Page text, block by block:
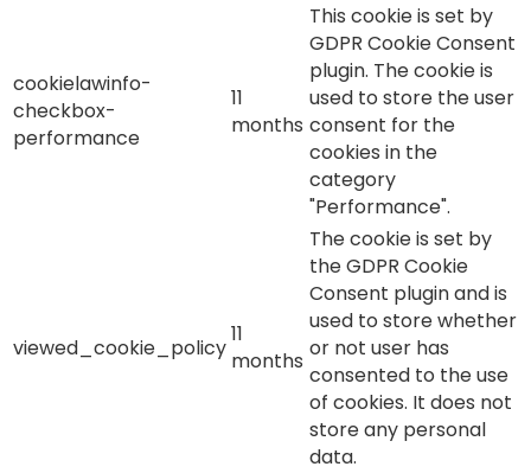
cookielawinfo-
checkbox-
performance
11
months
This cookie is set by
GDPR Cookie Consent
plugin. The cookie is
used to store the user
consent for the
cookies in the
category
"Performance".
viewed_cookie_policy
11
months
The cookie is set by
the GDPR Cookie
Consent plugin and is
used to store whether
or not user has
consented to the use
of cookies. It does not
store any personal
data.